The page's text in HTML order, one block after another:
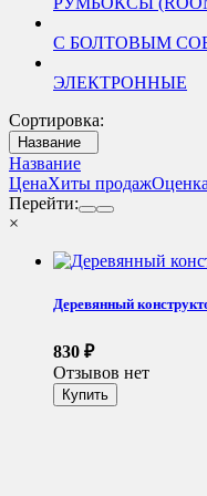
С БОЛТОВЫМ
ЭЛЕКТРОННЫЕ
Сортировка:
Название
Название
ЦенаХиты продаж
Перейти:
×
Деревянный
830 ₽
Отзывов нет